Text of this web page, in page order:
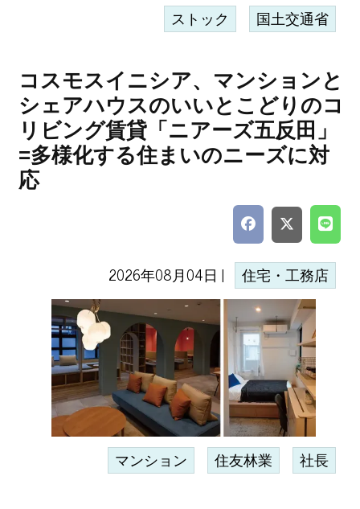
ストック 国土交通省
コスモスイニシア、マンションと
シェアハウスのいいとこどりのコ
リビング賃貸「ニアーズ五反田」
=多様化する住まいのニーズに対
応
2026年08月04日 | 住宅・工務店
マンション 住友林業 社長